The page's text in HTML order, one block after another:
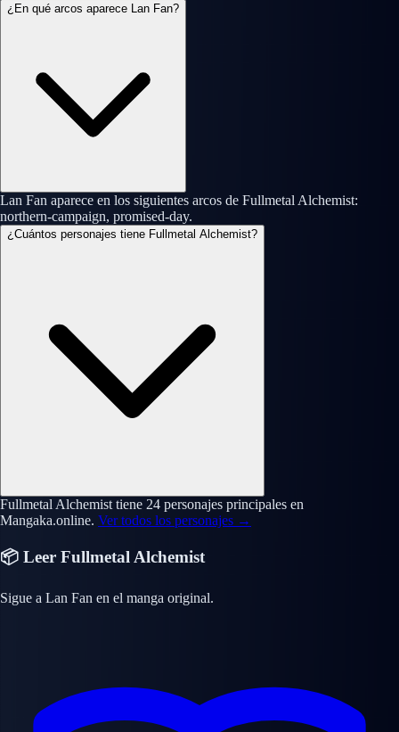
¿En qué arcos aparece Lan Fan?
Lan Fan aparece en los siguientes arcos de Fullmetal Alchemist:
northern-campaign, promised-day.
¿Cuántos personajes tiene Fullmetal Alchemist?
Fullmetal Alchemist tiene 24 personajes principales en
Mangaka.online. Ver todos los personajes →
📦 Leer Fullmetal Alchemist
Sigue a Lan Fan en el manga original.